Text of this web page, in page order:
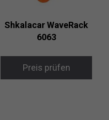
Shkalacar WaveRack
6063
Preis prüfen